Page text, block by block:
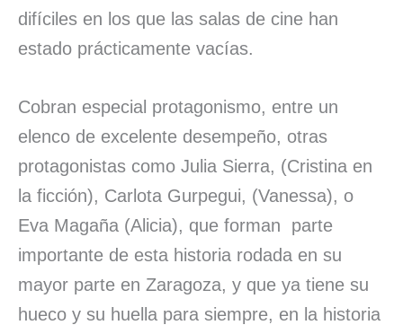
difíciles en los que las salas de cine han
estado prácticamente vacías.
Cobran especial protagonismo, entre un
elenco de excelente desempeño, otras
protagonistas como Julia Sierra, (Cristina en
la ficción), Carlota Gurpegui, (Vanessa), o
Eva Magaña (Alicia), que forman parte
importante de esta historia rodada en su
mayor parte en Zaragoza, y que ya tiene su
hueco y su huella para siempre, en la historia